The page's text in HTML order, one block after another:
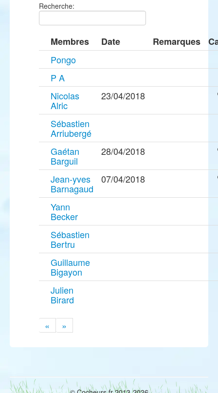
Recherche:
Membres Date Remarques
Pongo
P A
Nicolas
Alric
23/04/2018
Sébastien
Arriubergé
Gaétan
Barguil
28/04/2018
Jean-yves
Barnagaud
07/04/2018
Yann
Becker
Sébastien
Bertru
Guillaume
Bigayon
Julien
Birard
« »